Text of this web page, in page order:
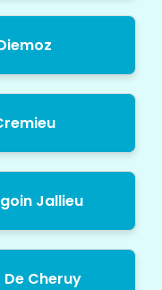
Jallieu
Cheruy